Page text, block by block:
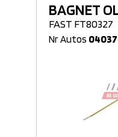
BAGNET
FAST FT80327
Nr Autos